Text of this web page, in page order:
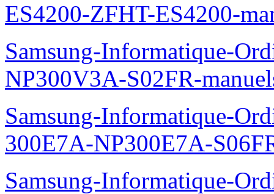
ES4200-ZFHT-ES4200-
Samsung-Informatique-
NP300V3A-S02FR-
Samsung-Informatique-
300E7A-NP300E7A-
Samsung-Informatique-